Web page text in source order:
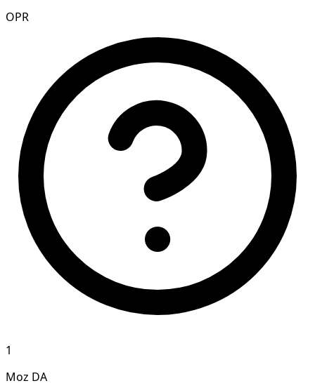
OPR
1
Moz DA